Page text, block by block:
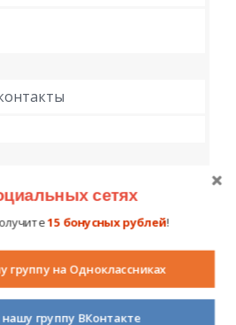
сетях
15 бонусных рублей!
группу на Одноклассниках
группу ВКонтакте